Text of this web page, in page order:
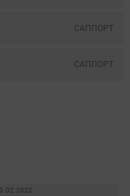
CАППОРТ
CАППОРТ